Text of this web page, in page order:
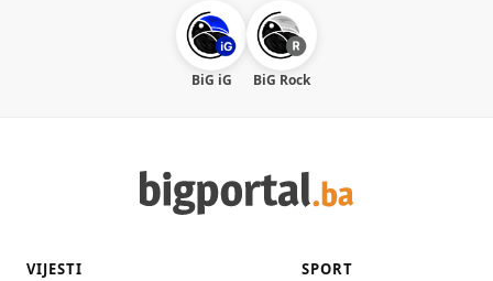
BiG iG BiG Rock
VIJESTI SPORT